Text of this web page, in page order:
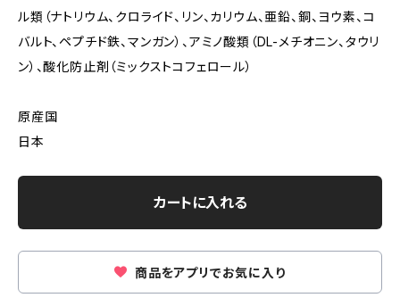
ル類（ナトリウム、クロライド、リン、カリウム、亜鉛、銅、ヨウ素、コ
バルト、ペプチド鉄、マンガン）、アミノ酸類（DL-メチオニン、タウリ
ン）、酸化防止剤（ミックストコフェロール）
原産国
日本
カートに入れる
商品をアプリでお気に入り